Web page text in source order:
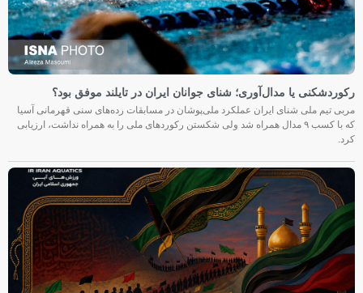
رکوردشکنی یا مدال‌آوری؛ شنای جوانان ایران در تایلند موفق بود؟
مربی تیم ملی شنای ایران عملکرد ملی‌پوشان در مسابقات رده‌های سنی قهرمانی آسیا
که با کسب ۹ مدال همراه شد ولی شکستن رکوردهای ملی را به همراه نداشت، ارزیابی
کرد.